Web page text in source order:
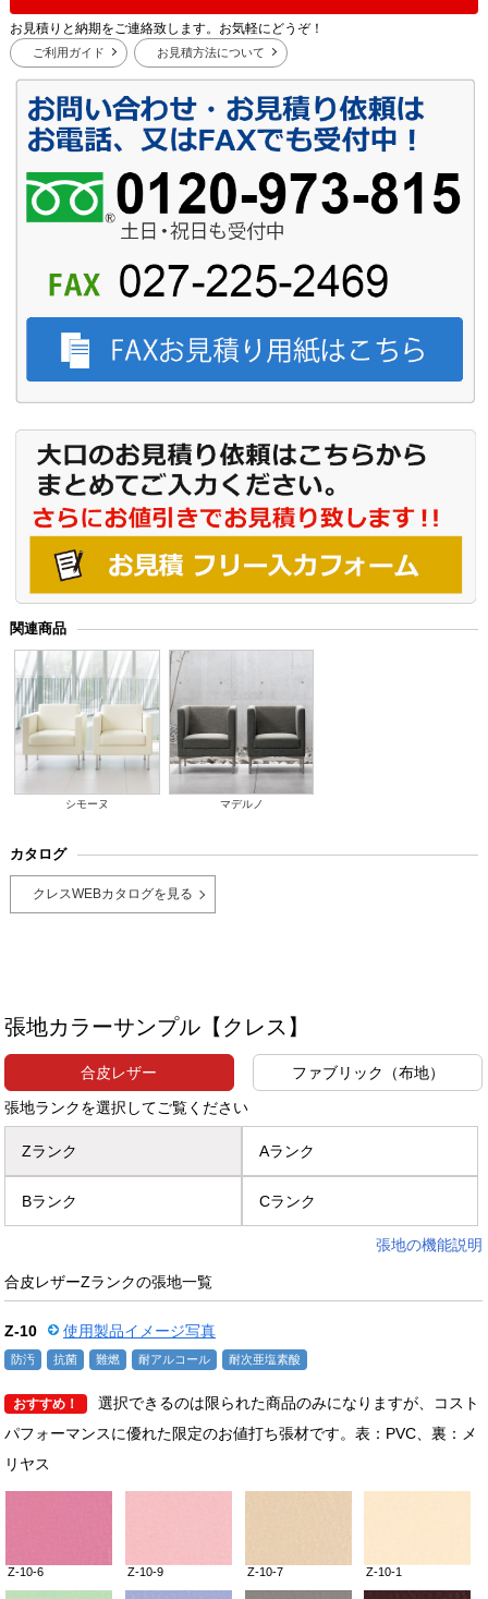
お見積りと納期をご連絡致します。お気軽にどうぞ！
ご利用ガイド お見積方法について
関連商品
シモーヌ マデルノ
カタログ
クレスWEBカタログを見る